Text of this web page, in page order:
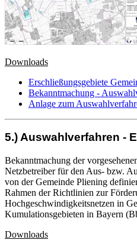
Downloads
Erschließungsgebiete
Bekanntmachung -
Anlage zum
5.) Auswahlverfahren -
Bekanntmachung der
Netzbetreiber für den Aus- bzw.
von der Gemeinde Pliening
Rahmen der Richtlinien zur
Hochgeschwindigkeitsnetzen in
Kumulationsgebieten in Bayern
Downloads